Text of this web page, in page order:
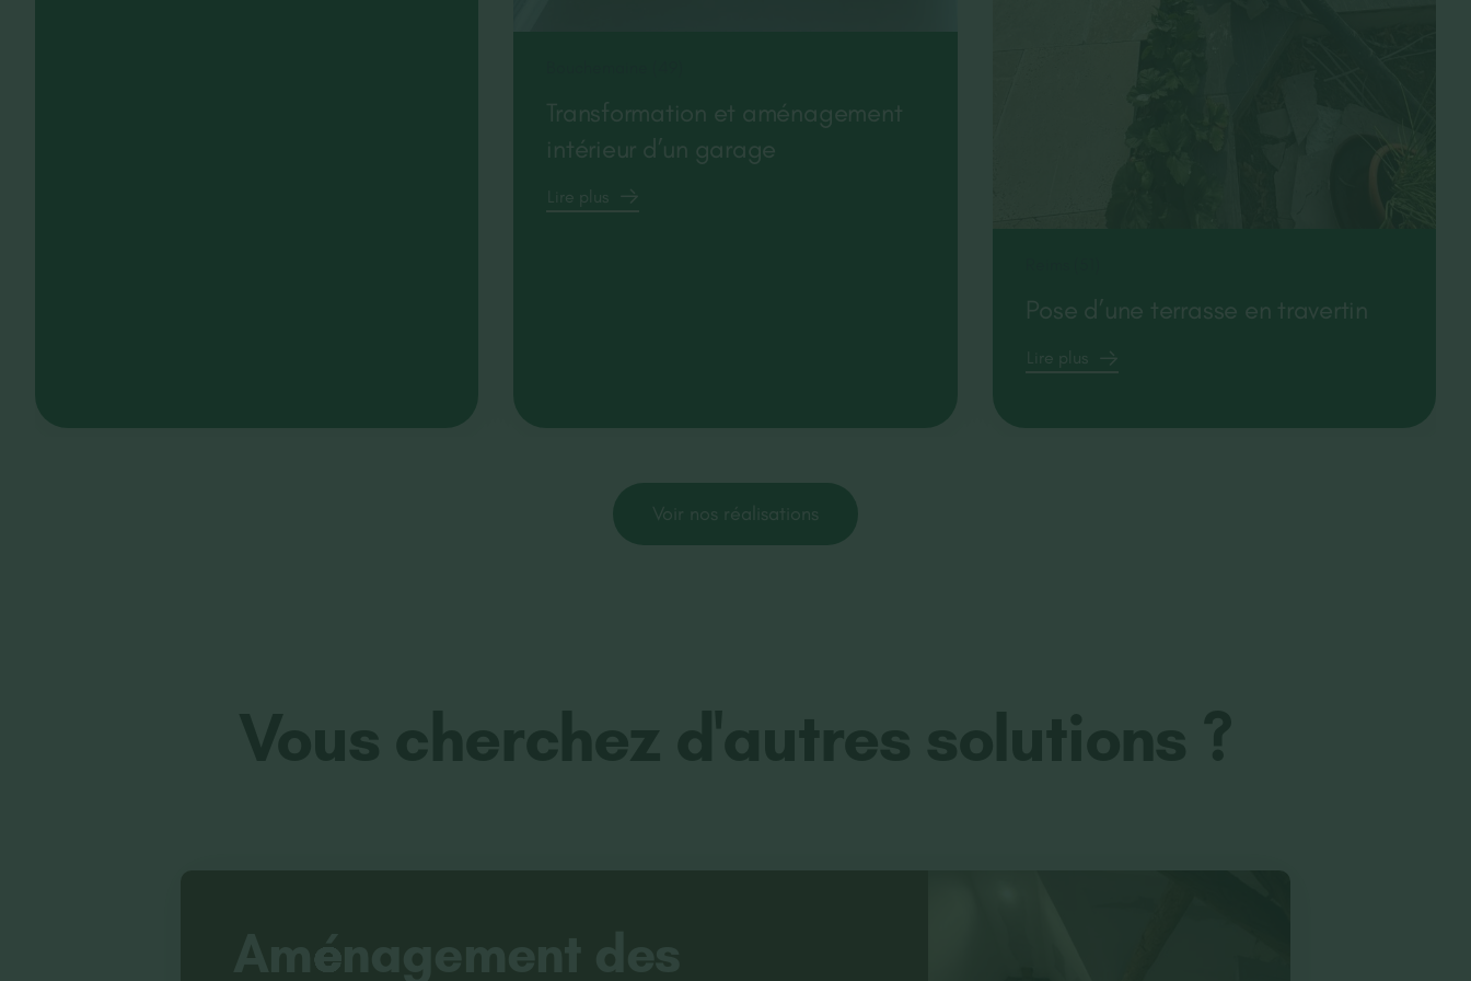
Transformation et aménagement
intérieur d’un garage
Lire plus
Pose d’une terrasse en travertin
Lire plus
Voir nos réalisations